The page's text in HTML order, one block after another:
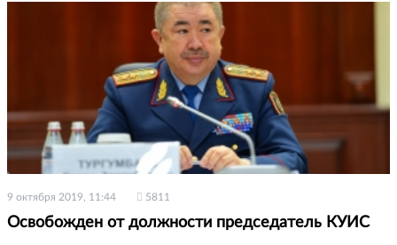
9 октября 2019, 11:44 5811
Освобожден от должности председатель КУИС